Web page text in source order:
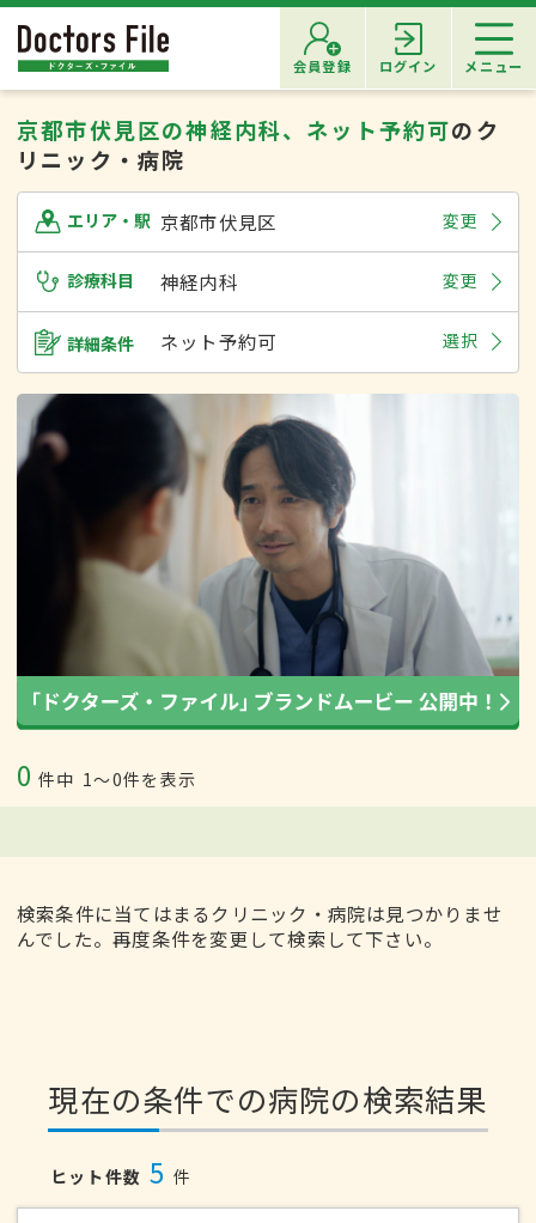
会員登録 ログイン メニュー
京都市伏見区の神経内科、ネット予約可のク
リニック・病院
エリア・駅 京都市伏見区 変更
診療科目 神経内科 変更
詳細条件 ネット予約可 選択
0 件中 1〜0件を表示
検索条件に当てはまるクリニック・病院は見つかりませ
んでした。再度条件を変更して検索して下さい。
現在の条件での病院の検索結果
ヒット件数 5 件